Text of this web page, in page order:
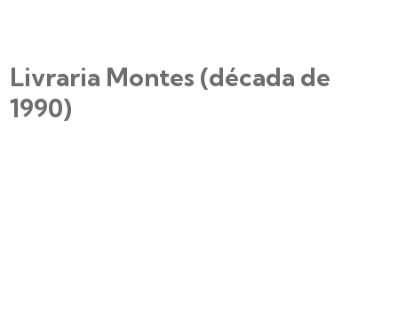
Livraria Montes (década de
1990)